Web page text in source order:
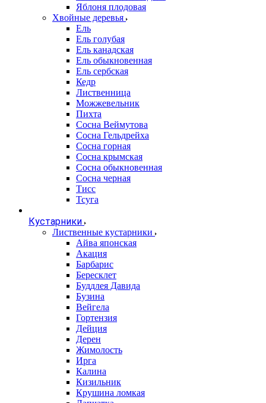
Яблоня плодовая
Хвойные деревья
Ель
Ель голубая
Ель канадская
Ель обыкновенная
Ель сербская
Кедр
Лиственница
Можжевельник
Пихта
Сосна Веймутова
Сосна Гельдрейха
Сосна горная
Сосна крымская
Сосна обыкновенная
Сосна черная
Тисс
Тсуга
Кустарники
Лиственные кустарники
Айва японская
Акация
Барбарис
Бересклет
Буддлея Давида
Бузина
Вейгела
Гортензия
Дейция
Дерен
Жимолость
Ирга
Калина
Кизильник
Крушина ломкая